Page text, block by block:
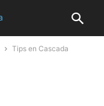
Tips en Cascada